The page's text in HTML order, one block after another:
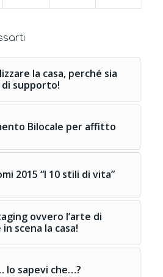
la casa, perché sia
supporto!
Bilocale per affitto
2015 “I 10 stili di vita”
ovvero l’arte di
scena la casa!
lo sapevi che…?